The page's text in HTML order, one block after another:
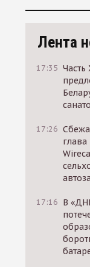
Лента
17:35 Часть
17:26
17:16 В